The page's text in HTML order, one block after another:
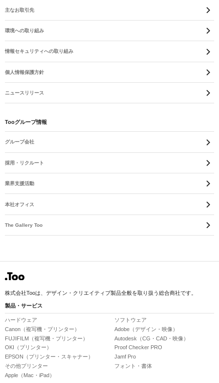
主なお取引先
環境への取り組み
情報セキュリティへの取り組み
個人情報保護方針
ニュースリリース
Tooグループ情報
グループ会社
採用・リクルート
業界支援活動
本社オフィス
The Gallery Too
株式会社Tooは、デザイン・クリエイティブ製品全般を取り扱う総合商社です。
製品・サービス
ハードウェア
Canon（複写機・プリンター）
FUJIFILM（複写機・プリンター）
OKI（プリンター）
EPSON（プリンター・スキャナー）
その他プリンター
Apple（Mac・iPad）
ソフトウェア
Adobe（デザイン・映像）
Autodesk（CG・CAD・映像）
Proof Checker PRO
Jamf Pro
フォント・書体